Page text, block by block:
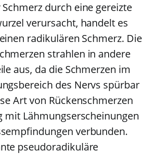
durch eine gereizte
verursacht, handelt es
radikulären Schmerz. Die
strahlen in andere
aus, da die Schmerzen im
des Nervs spürbar
Art von Rückenschmerzen
mit Lähmungserscheinungen
verbunden.
pseudoradikuläre